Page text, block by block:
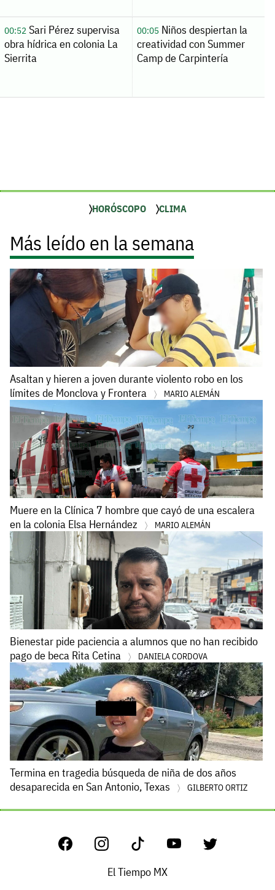
00:52Sari Pérez supervisa
obra hídrica en colonia La
Sierrita
00:05Niños despiertan la
creatividad con Summer
Camp de Carpintería
HORÓSCOPO CLIMA
Más leído en la semana
Asaltan y hieren a joven durante violento robo en los
límites de Monclova y Frontera
MARIO ALEMÁN
Muere en la Clínica 7 hombre que cayó de una escalera
en la colonia Elsa Hernández
MARIO ALEMÁN
Bienestar pide paciencia a alumnos que no han recibido
pago de beca Rita Cetina
DANIELA CORDOVA
Termina en tragedia búsqueda de niña de dos años
desaparecida en San Antonio, Texas
GILBERTO ORTIZ
El Tiempo MX